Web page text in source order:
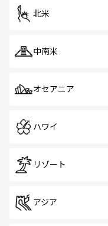
北米
中南米
オセアニア
ハワイ
リゾート
アジア